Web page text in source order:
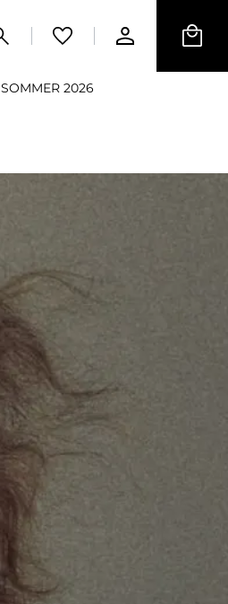
SOMMER 2026